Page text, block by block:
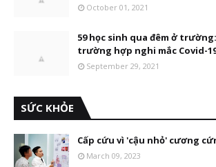
October 01, 2021
59 học sinh qua đêm ở
trường hợp nghi mắc Covid-
September 29, 2021
SỨC KHỎE
Cấp cứu vì 'cậu nhỏ' cương
March 09, 2023